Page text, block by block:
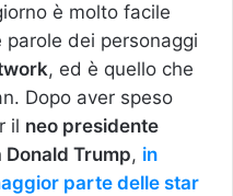
è molto facile
dei personaggi
, ed è quello che
Dopo aver speso
il neo presidente
Donald Trump, in
parte delle star